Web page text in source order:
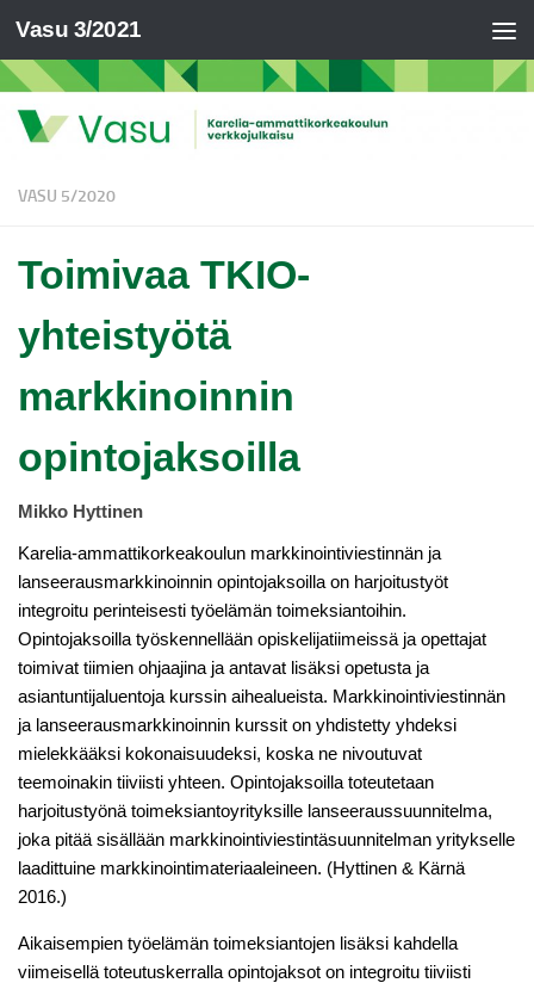
Vasu 3/2021
VASU 5/2020
Toimivaa TKIO-
yhteistyötä
markkinoinnin
opintojaksoilla
Mikko Hyttinen
Karelia-ammattikorkeakoulun markkinointiviestinnän ja
lanseerausmarkkinoinnin opintojaksoilla on harjoitustyöt
integroitu perinteisesti työelämän toimeksiantoihin.
Opintojaksoilla työskennellään opiskelijatiimeissä ja opettajat
toimivat tiimien ohjaajina ja antavat lisäksi opetusta ja
asiantuntijaluentoja kurssin aihealueista. Markkinointiviestinnän
ja lanseerausmarkkinoinnin kurssit on yhdistetty yhdeksi
mielekkääksi kokonaisuudeksi, koska ne nivoutuvat
teemoinakin tiiviisti yhteen. Opintojaksoilla toteutetaan
harjoitustyönä toimeksiantoyrityksille lanseeraussuunnitelma,
joka pitää sisällään markkinointiviestintäsuunnitelman yritykselle
laadittuine markkinointimateriaaleineen. (Hyttinen & Kärnä
2016.)
Aikaisempien työelämän toimeksiantojen lisäksi kahdella
viimeisellä toteutuskerralla opintojaksot on integroitu tiiviisti